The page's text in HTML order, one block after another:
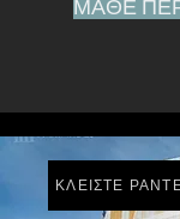
ΜΑΘΕ
ΚΛΕΙΣΤΕ